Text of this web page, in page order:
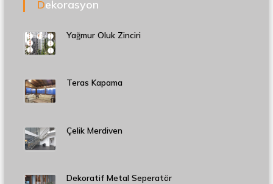
Dekorasyon
Yağmur Oluk Zinciri
Teras Kapama
Çelik Merdiven
Dekoratif Metal Seperatör